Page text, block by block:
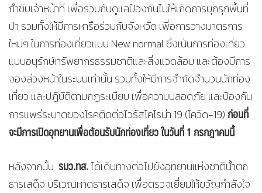
กำชับเจ้าหน้าที่​ เพื่อร่วมกันดูแลป้องกันไม่ให้เกิดการบุกรุกพื้นที่
ป่า​ รวมทั้งให้มีการหารือร่วมกับจังหวัด​ เพื่อการวางมาตรการ
ใหม่​ๆ​ ในการท่องเที่ยว​แบบ​ New​ normal ซึ่งเน้นการท่องเที่ยว
แบบอนุรักษ์​ทรัพยากรธรรมชาติและสิ่งแวดล้อม​ และต้องมีการ
จองล่วงหน้าในระบบ​เท่านั้น รวมทั้งให้มีการจำกัดจำนวนนักท่อง
เที่ยว​ และปฏิบัติตามกฎระเบียบ​ เพื่อความปลอดภัย​ และป้องกัน
การแพร่ระบาดของโรคติดต่อไวรัสโคโรน่า​ 19​ (โควิด-19) ก่อนที่
จะมีการเปิดอุทยานเพื่อต้อนรับนักท่องเที่ยว​ ในวันที่​ 1​ กรกฎาคมนี้​
หลังจากนั้น​ รมว.ทส.​ได้เดินทางต่อไปยังอุทยานแห่งชาติน้ำตก
ธารเสด็จ​ บริเวณหาดธารเสด็จ​ เพื่อตรวจเยี่ยม​ให้ขวัญกำลังใจ​